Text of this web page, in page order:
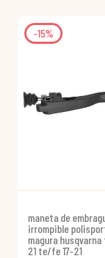
-15%
maneta de
irrompible
magura
21 te/fe 17-21